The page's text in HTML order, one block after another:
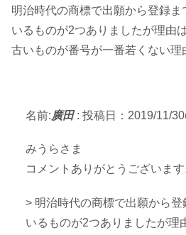
明治時代の商標で出願から登録ま
いるものが2つありましたが理由
古いものが番号が一番若くない理
名前:廣田: 投稿日：2019/11/
みうらさま
コメントありがとうございます
> 明治時代の商標で出願から
いるものが2つありましたが理